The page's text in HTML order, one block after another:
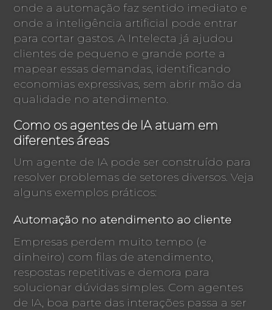
onde a automação faz sentido imediato e
onde a inteligência artificial pode entrar
para cortar gastos. A Intelecta já ajudou
clientes de pequeno e grande porte a
mapear essas demandas, identificando
economias expressivas, sem abrir mão da
qualidade no atendimento.
Como os agentes de IA atuam em
diferentes áreas
Um agente de IA pode ser construído para
resolver problemas de setores diversos. Veja
alguns exemplos práticos:
Automação no atendimento ao cliente
Empresas perdem muito tempo (e
dinheiro) com filas de atendimento,
respostas repetitivas e demora para
solucionar dúvidas simples. Com agentes
de IA, boa parte das interações passa a ser